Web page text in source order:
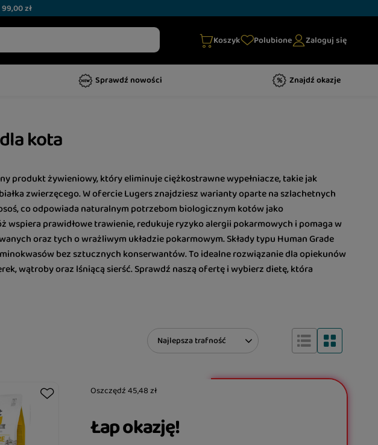
zł
Koszyk Polubione Zaloguj się
Sprawdź nowości Znajdź okazje
kota
produkt żywieniowy, który eliminuje ciężkostrawne wypełniacze, takie jak
zwierzęcego. W ofercie Lugers znajdziesz warianty oparte na szlachetnych
co odpowiada naturalnym potrzebom biologicznym kotów jako
wspiera prawidłowe trawienie, redukuje ryzyko alergii pokarmowych i pomaga w
oraz tych o wrażliwym układzie pokarmowym. Składy typu Human Grade
bez sztucznych konserwantów. To idealne rozwiązanie dla opiekunów
wątroby oraz lśniącą sierść. Sprawdź naszą ofertę i wybierz dietę, która
Zmień sortowanie
Najlepsza trafność
Oszczędź45,48 zł
Łap okazję!